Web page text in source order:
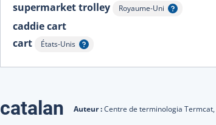
supermarket trolley Royaume-Uni
Afficher l'infobulle
caddie cart
cart
États-Unis
Afficher l'infobulle
catalan Auteur :Centre de terminologia Termcat,